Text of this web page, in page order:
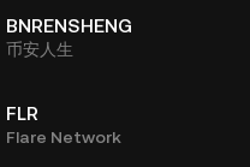
BNRENSHENG
币安人生
FLR
Flare Network